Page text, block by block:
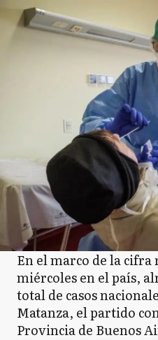
En el marco de la
miércoles en el país,
total de casos
Matanza, el partido
Provincia de Buenos